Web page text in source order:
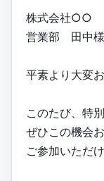
株式会社○○
営業部 田中様
平素より大変
このたび、特
ぜひこの機会
ご参加いただ